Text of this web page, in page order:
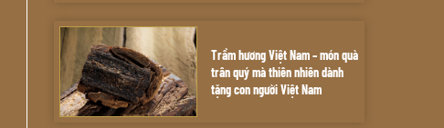
Trầm hương Việt Nam – món quà
trân quý mà thiên nhiên dành
tặng con người Việt Nam